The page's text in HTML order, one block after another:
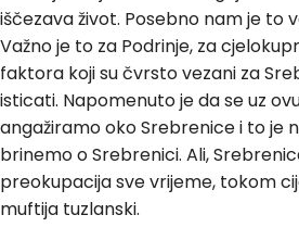
iščezava život. Posebno nam je to
Važno je to za Podrinje, za
faktora koji su čvrsto vezani za
isticati. Napomenuto je da se uz
angažiramo oko Srebrenice i to je
brinemo o Srebrenici. Ali,
preokupacija sve vrijeme, tokom
muftija tuzlanski.